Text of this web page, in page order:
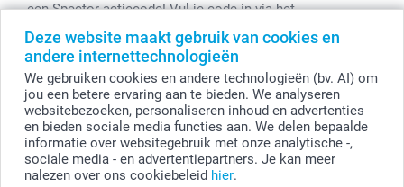
Deze website maakt gebruik van cookies en
andere internettechnologieën
We gebruiken cookies en andere technologieën (bv. AI) om
jou een betere ervaring aan te bieden. We analyseren
websitebezoeken, personaliseren inhoud en advertenties
en bieden sociale media functies aan. We delen bepaalde
informatie over websitegebruik met onze analytische -,
sociale media - en advertentiepartners. Je kan meer
nalezen over ons cookiebeleid hier.
een Spector actiecode! Vul je code in via het
winkelmandje en de korting wordt onmiddellijk toegepast.
© smartphoto group. Alle rechten voorbehouden
smartphoto group NV.
Kwatrechtsteenweg 160, 9230 Wetteren, België
BTW-nummer BE 0405.706.755
Ondernemingsnummer 0405.706.755.
Alle prijzen zijn in EURO (€) inclusief BTW en exclusief verzendkosten.